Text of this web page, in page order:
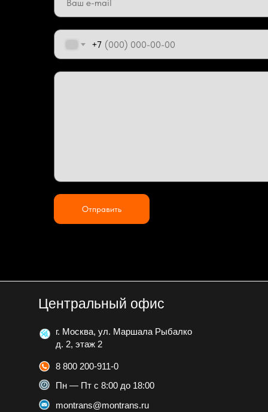
+7
Отправить
г. Москва, ул. Маршала Рыбалко
д. 2, этаж 2
Центральный офис
8 800 200-911-0
Пн — Пт с 8:00 до 18:00
montrans@montrans.ru